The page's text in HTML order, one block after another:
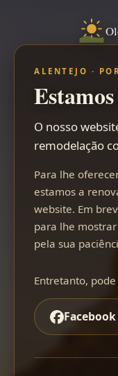
ALENTEJO ·
O nosso
remodelação
Para lhe
estamos a
website. Em
para lhe
pela sua
Entretanto,
Facebook